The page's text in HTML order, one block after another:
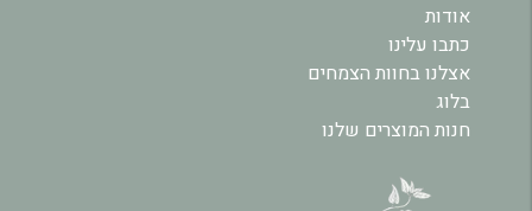
אודות
כתבו עלינו
אצלנו בחוות הצמחים
בלוג
חנות המוצרים שלנו